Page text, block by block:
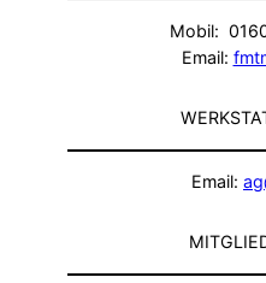
Mobil:
Email:
Email: